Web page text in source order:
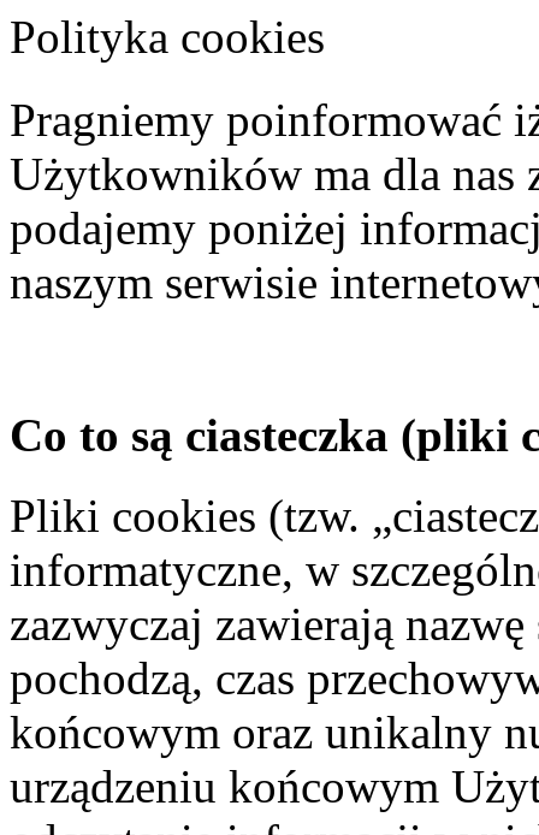
Polityka cookies
Pragniemy poinformować
Użytkowników ma dla nas
podajemy poniżej
naszym serwisie
Co to są ciasteczka (pliki
Pliki cookies (tzw.
informatyczne, w
zazwyczaj zawierają
pochodzą, czas
końcowym oraz unikalny
urządzeniu końcowym